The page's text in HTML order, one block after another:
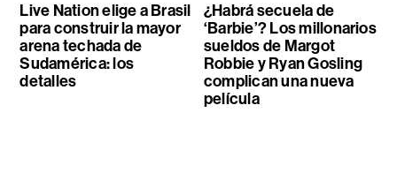
Live Nation elige a Brasil
para construir la mayor
arena techada de
Sudamérica: los
detalles
¿Habrá secuela de
‘Barbie’? Los millonarios
sueldos de Margot
Robbie y Ryan Gosling
complican una nueva
película